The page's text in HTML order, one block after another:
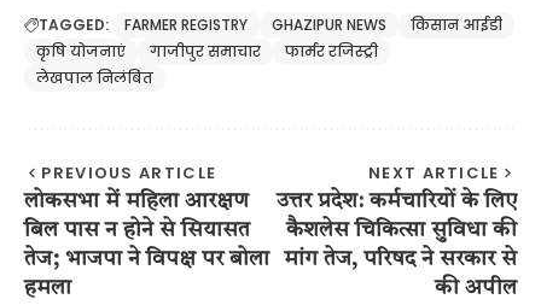
TAGGED: FARMER REGISTRY GHAZIPUR NEWS
किसान आईडी
कृषि योजनाएं
गाजीपुर समाचार
फार्मर रजिस्ट्री
लेखपाल निलंबित
PREVIOUS ARTICLE
लोकसभा में महिला आरक्षण
बिल पास न होने से सियासत
तेज; भाजपा ने विपक्ष पर बोला
हमला
NEXT ARTICLE
उत्तर प्रदेश: कर्मचारियों के लिए
कैशलेस चिकित्सा सुविधा की
मांग तेज, परिषद ने सरकार से
की अपील